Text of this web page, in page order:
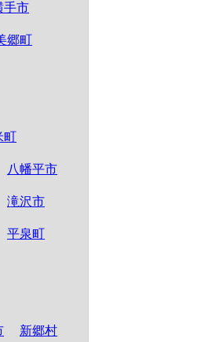
手市
郷町
町
八幡平市
滝沢市
平泉町
新郷村